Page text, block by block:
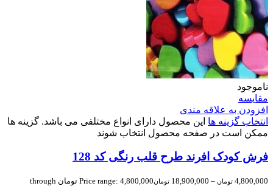
ناموجود
مقایسه
افزودن به علاقه مندی
انتخاب گزینه ها این محصول دارای انواع مختلفی می باشد. گزینه ها
ممکن است در صفحه محصول انتخاب شوند
فرش کودک افرند طرح قلب رنگی کد 128
4,800,000 تومان –
18,900,000 تومان
Price range: 4,800,000 تومان through